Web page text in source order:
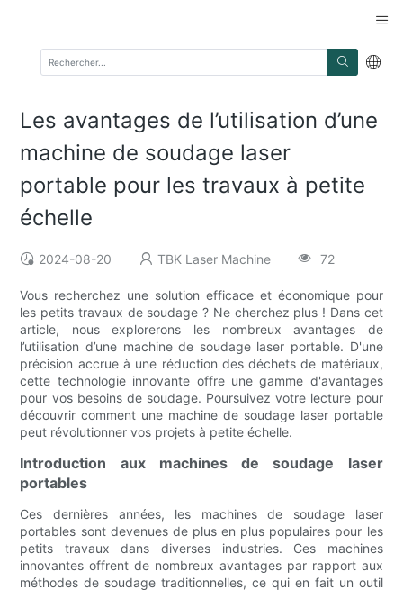
Les avantages de l’utilisation d’une
machine de soudage laser
portable pour les travaux à petite
échelle
2024-08-20 TBK Laser Machine 72
Vous recherchez une solution efficace et économique pour
les petits travaux de soudage ? Ne cherchez plus ! Dans cet
article, nous explorerons les nombreux avantages de
l’utilisation d’une machine de soudage laser portable. D'une
précision accrue à une réduction des déchets de matériaux,
cette technologie innovante offre une gamme d'avantages
pour vos besoins de soudage. Poursuivez votre lecture pour
découvrir comment une machine de soudage laser portable
peut révolutionner vos projets à petite échelle.
Introduction aux machines de soudage laser
portables
Ces dernières années, les machines de soudage laser
portables sont devenues de plus en plus populaires pour les
petits travaux dans diverses industries. Ces machines
innovantes offrent de nombreux avantages par rapport aux
méthodes de soudage traditionnelles, ce qui en fait un outil